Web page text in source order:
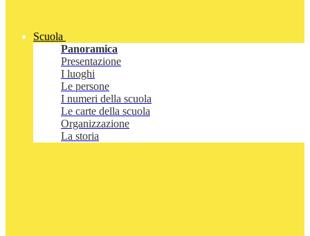
Scuola
Panoramica
Presentazione
I luoghi
Le persone
I numeri della scuola
Le carte della scuola
Organizzazione
La storia